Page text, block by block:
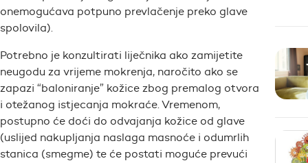
onemogućava potpuno prevlačenje preko glave
spolovila).
Potrebno je konzultirati liječnika ako zamijetite
neugodu za vrijeme mokrenja, naročito ako se
zapazi “baloniranje” kožice zbog premalog otvora
i otežanog istjecanja mokraće. Vremenom,
postupno će doći do odvajanja kožice od glave
(uslijed nakupljanja naslaga masnoće i odumrlih
stanica (smegme) te će postati moguće prevući